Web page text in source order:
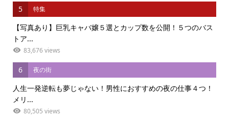
5 特集
【写真あり】巨乳キャバ嬢５選とカップ数を公開！５つのバス
トア...
83,676 views
6 夜の街
人生一発逆転も夢じゃない！男性におすすめの夜の仕事４つ！
メリ...
80,505 views